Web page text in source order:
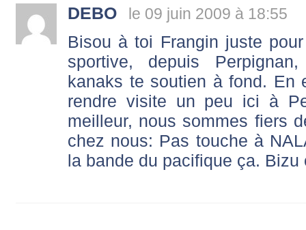
DEBO le 09 juin 2009 à 18:55
Bisou à toi Frangin juste
sportive, depuis
kanaks te soutien à fond. En
rendre visite un peu ici à
meilleur, nous sommes fiers
chez nous: Pas touche à
la bande du pacifique ça. Bizu